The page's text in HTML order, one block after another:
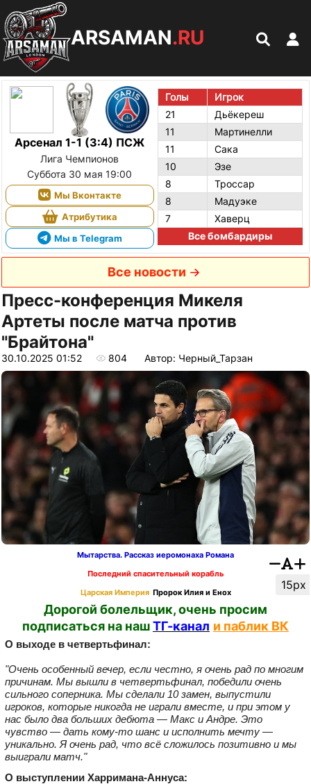
ARSAMAN.RU
Арсенал 1-1 (3:4) ПСЖ
Лига Чемпионов
Суббота 30 мая 19:00
Мы Вконтакте
Атрибутика
Мы в Telegram
Голы
Игрок
21
Дьёкереш
11
Мартинелли
11
Сака
10
Эзе
8
Троссар
8
Мадуэке
7
Хаверц
Все бомбардиры
Все новости
Пресс-конференция Микеля
Артеты после матча против
"Брайтона"
30.10.2025 01:52 804 Автор: Черный_Тарзан
15px
Мытарства. Рассказ иеромонаха Романа
Последний спасительный корабль
Царская Империя Пророк Илия и Енох
Дорогой болельщик, очень просим
подписаться на нашТГ-канал и паблик ВК
О выходе в четвертьфинал:
"Очень особенный вечер, если честно, я очень рад по многим
причинам. Мы вышли в четвертьфинал, победили очень
сильного соперника. Мы сделали 10 замен, выпустили
игроков, которые никогда не играли вместе, и при этом у
нас было два больших дебюта — Макс и Андре. Это
чувство — дать кому-то шанс и исполнить мечту —
уникально. Я очень рад, что всё сложилось позитивно и мы
выиграли матч."
О выступлении Харримана-Аннуса: